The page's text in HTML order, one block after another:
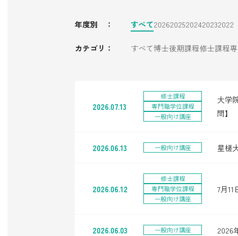
年度別 ： すべて20262025202420232022
カテゴリ： すべて博士後期課程修士課程
2026.07.13
修士課程
専門職学位課程
一般向け講座
大学
問】
2026.06.13 一般向け講座 星槎
2026.06.12
修士課程
専門職学位課程
一般向け講座
7月
2026.06.03 一般向け講座 2026